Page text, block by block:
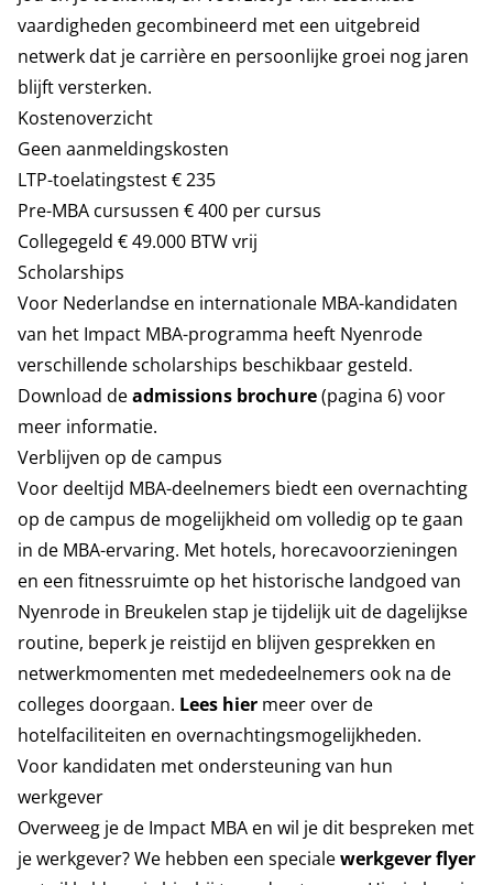
vaardigheden gecombineerd met een uitgebreid
netwerk dat je carrière en persoonlijke groei nog jaren
blijft versterken.
Kostenoverzicht
Geen aanmeldingskosten
LTP-toelatingstest € 235
Pre-MBA cursussen € 400 per cursus
Collegegeld € 49.000 BTW vrij
Scholarships
Voor Nederlandse en internationale MBA-kandidaten
van het Impact MBA-programma heeft Nyenrode
verschillende scholarships beschikbaar gesteld.
Download deadmissions brochure(pagina 6) voor
meer informatie.
Verblijven op de campus
Voor deeltijd MBA-deelnemers biedt een overnachting
op de campus de mogelijkheid om volledig op te gaan
in de MBA-ervaring. Met hotels, horecavoorzieningen
en een fitnessruimte op het historische landgoed van
Nyenrode in Breukelen stap je tijdelijk uit de dagelijkse
routine, beperk je reistijd en blijven gesprekken en
netwerkmomenten met mededeelnemers ook na de
colleges doorgaan. Lees hier meer over de
hotelfaciliteiten en overnachtingsmogelijkheden.
Voor kandidaten met ondersteuning van hun
werkgever
Overweeg je de Impact MBA en wil je dit bespreken met
je werkgever? We hebben een specialewerkgever flyer